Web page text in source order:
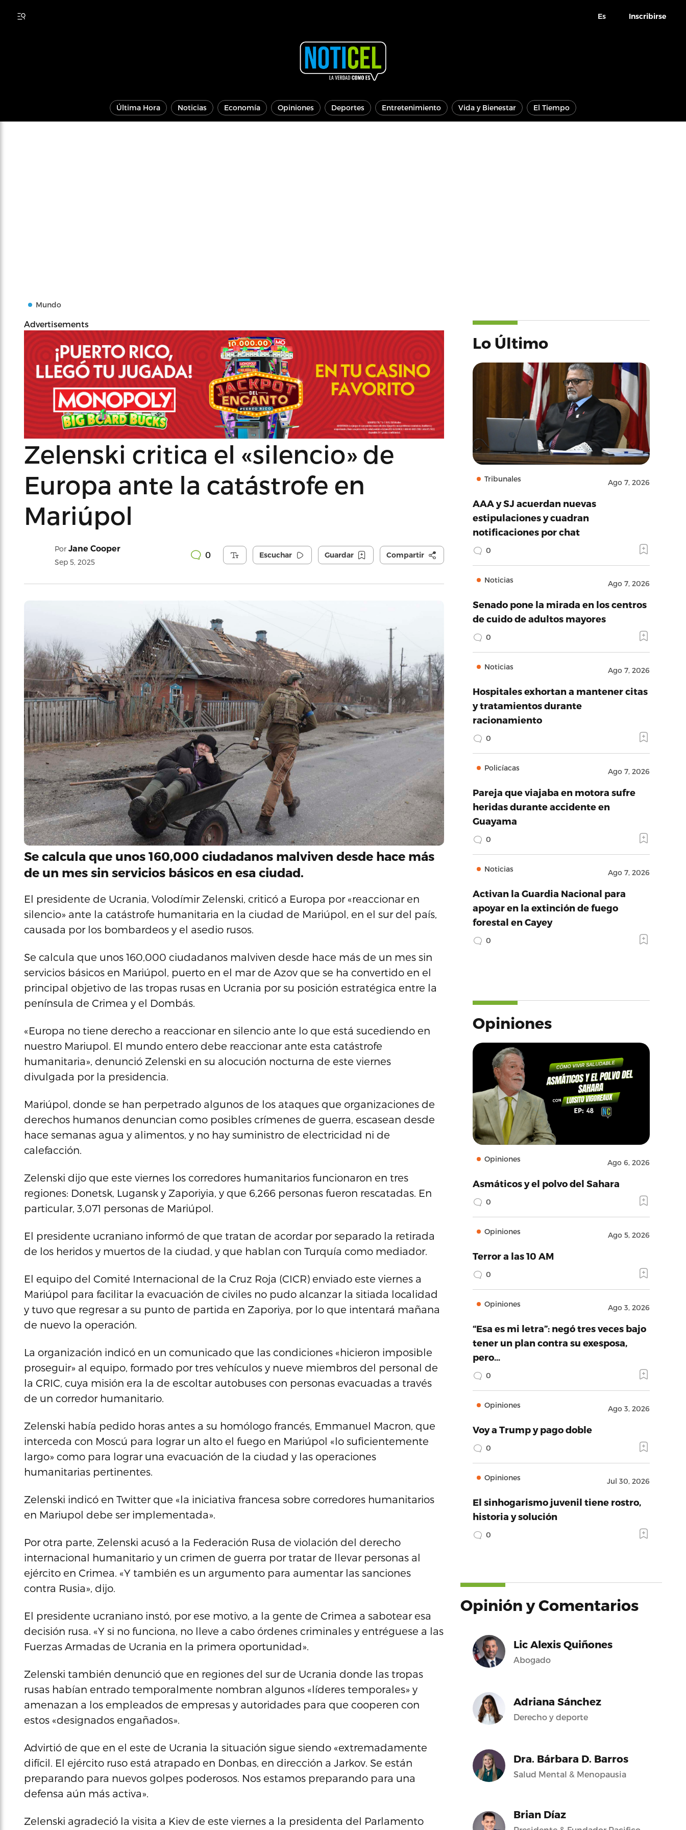
Es Inscribirse
Última Hora Noticias Economía Opiniones Deportes Entretenimiento Vida y Bienestar El Tiempo
Mundo
Advertisements
Zelenski critica el «silencio» de
Europa ante la catástrofe en
Mariúpol
Por Jane Cooper
Sep 5, 2025
0 Escuchar Guardar Compartir
Se calcula que unos 160,000 ciudadanos malviven desde hace más
de un mes sin servicios básicos en esa ciudad.
El presidente de Ucrania, Volodímir Zelenski, criticó a Europa por «reaccionar en
silencio» ante la catástrofe humanitaria en la ciudad de Mariúpol, en el sur del país,
causada por los bombardeos y el asedio rusos.
Se calcula que unos 160,000 ciudadanos malviven desde hace más de un mes sin
servicios básicos en Mariúpol, puerto en el mar de Azov que se ha convertido en el
principal objetivo de las tropas rusas en Ucrania por su posición estratégica entre la
península de Crimea y el Dombás.
«Europa no tiene derecho a reaccionar en silencio ante lo que está sucediendo en
nuestro Mariupol. El mundo entero debe reaccionar ante esta catástrofe
humanitaria», denunció Zelenski en su alocución nocturna de este viernes
divulgada por la presidencia.
Mariúpol, donde se han perpetrado algunos de los ataques que organizaciones de
derechos humanos denuncian como posibles crímenes de guerra, escasean desde
hace semanas agua y alimentos, y no hay suministro de electricidad ni de
calefacción.
Zelenski dijo que este viernes los corredores humanitarios funcionaron en tres
regiones: Donetsk, Lugansk y Zaporiyia, y que 6,266 personas fueron rescatadas. En
particular, 3,071 personas de Mariúpol.
El presidente ucraniano informó de que tratan de acordar por separado la retirada
de los heridos y muertos de la ciudad, y que hablan con Turquía como mediador.
El equipo del Comité Internacional de la Cruz Roja (CICR) enviado este viernes a
Mariúpol para facilitar la evacuación de civiles no pudo alcanzar la sitiada localidad
y tuvo que regresar a su punto de partida en Zaporiya, por lo que intentará mañana
de nuevo la operación.
La organización indicó en un comunicado que las condiciones «hicieron imposible
proseguir» al equipo, formado por tres vehículos y nueve miembros del personal de
la CRIC, cuya misión era la de escoltar autobuses con personas evacuadas a través
de un corredor humanitario.
Zelenski había pedido horas antes a su homólogo francés, Emmanuel Macron, que
interceda con Moscú para lograr un alto el fuego en Mariúpol «lo suficientemente
largo» como para lograr una evacuación de la ciudad y las operaciones
humanitarias pertinentes.
Zelenski indicó en Twitter que «la iniciativa francesa sobre corredores humanitarios
en Mariupol debe ser implementada».
Por otra parte, Zelenski acusó a la Federación Rusa de violación del derecho
internacional humanitario y un crimen de guerra por tratar de llevar personas al
ejército en Crimea. «Y también es un argumento para aumentar las sanciones
contra Rusia», dijo.
El presidente ucraniano instó, por ese motivo, a la gente de Crimea a sabotear esa
decisión rusa. «Y si no funciona, no lleve a cabo órdenes criminales y entréguese a las
Fuerzas Armadas de Ucrania en la primera oportunidad».
Zelenski también denunció que en regiones del sur de Ucrania donde las tropas
rusas habían entrado temporalmente nombran algunos «líderes temporales» y
amenazan a los empleados de empresas y autoridades para que cooperen con
estos «designados engañados».
Advirtió de que en el este de Ucrania la situación sigue siendo «extremadamente
difícil. El ejército ruso está atrapado en Donbas, en dirección a Jarkov. Se están
preparando para nuevos golpes poderosos. Nos estamos preparando para una
defensa aún más activa».
Zelenski agradeció la visita a Kiev de este viernes a la presidenta del Parlamento
Lo Último
Tribunales Ago 7, 2026
AAA y SJ acuerdan nuevas
estipulaciones y cuadran
notificaciones por chat
0
Noticias Ago 7, 2026
Senado pone la mirada en los centros
de cuido de adultos mayores
0
Noticias Ago 7, 2026
Hospitales exhortan a mantener citas
y tratamientos durante
racionamiento
0
Policíacas Ago 7, 2026
Pareja que viajaba en motora sufre
heridas durante accidente en
Guayama
0
Noticias Ago 7, 2026
Activan la Guardia Nacional para
apoyar en la extinción de fuego
forestal en Cayey
0
Opiniones
Opiniones Ago 6, 2026
Asmáticos y el polvo del Sahara
0
Opiniones Ago 5, 2026
Terror a las 10 AM
0
Opiniones Ago 3, 2026
“Esa es mi letra”: negó tres veces bajo
tener un plan contra su exesposa,
pero…
0
Opiniones Ago 3, 2026
Voy a Trump y pago doble
0
Opiniones Jul 30, 2026
El sinhogarismo juvenil tiene rostro,
historia y solución
0
Opinión y Comentarios
Lic Alexis Quiñones
Abogado
Adriana Sánchez
Derecho y deporte
Dra. Bárbara D. Barros
Salud Mental & Menopausia
Brian Díaz